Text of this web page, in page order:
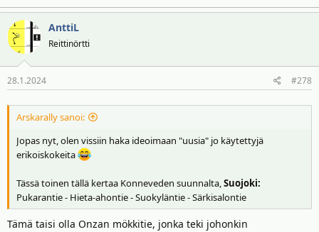
AnttiL
Reittinörtti
28.1.2024 #278
Arskarally sanoi:
Jopas nyt, olen vissiin haka ideoimaan "uusia" jo käytettyjä
erikoiskokeita
Tässä toinen tällä kertaa Konneveden suunnalta,Suojoki:
Pukarantie - Hieta-ahontie - Suokyläntie - Särkisalontie
Tämä taisi olla Onzan mökkitie, jonka teki johonkin